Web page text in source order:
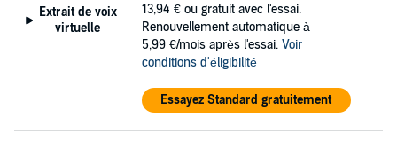
Extrait de voix
virtuelle
13,94 € ou gratuit avec l'essai.
Renouvellement automatique à
5,99 €/mois après l'essai. Voir
conditions d'éligibilité
Essayez Standard gratuitement